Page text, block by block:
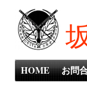
HOME お問